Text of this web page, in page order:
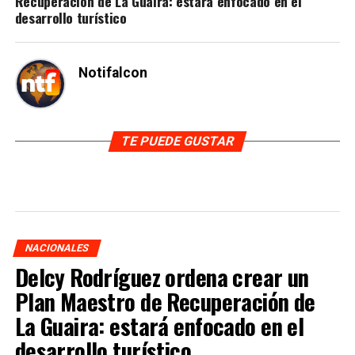
desarrollo turístico
Notifalcon
TE PUEDE GUSTAR
NACIONALES
Delcy Rodríguez ordena crear un
Plan Maestro de Recuperación de
La Guaira: estará enfocado en el